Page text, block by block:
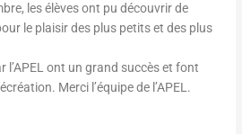
les élèves ont pu découvrir de
le plaisir des plus petits et des plus
l’APEL ont un grand succès et font
Merci l’équipe de l’APEL.